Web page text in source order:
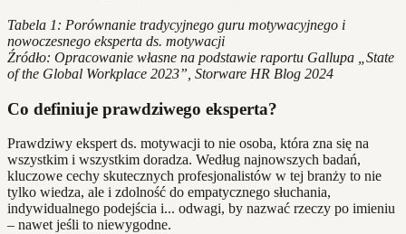
Tabela 1: Porównanie tradycyjnego guru motywacyjnego i
nowoczesnego eksperta ds. motywacji
Źródło: Opracowanie własne na podstawie raportu Gallupa „State
of the Global Workplace 2023”, Storware HR Blog 2024
Co definiuje prawdziwego eksperta?
Prawdziwy ekspert ds. motywacji to nie osoba, która zna się na
wszystkim i wszystkim doradza. Według najnowszych badań,
kluczowe cechy skutecznych profesjonalistów w tej branży to nie
tylko wiedza, ale i zdolność do empatycznego słuchania,
indywidualnego podejścia i... odwagi, by nazwać rzeczy po imieniu
– nawet jeśli to niewygodne.